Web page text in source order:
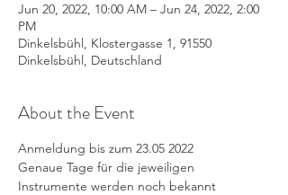
Jun 20, 2022, 10:00 AM – Jun 24, 2022, 2:00
PM
Dinkelsbühl, Klostergasse 1, 91550
Dinkelsbühl, Deutschland
About the Event
Anmeldung bis zum 23.05 2022
Genaue Tage für die jeweiligen
Instrumente werden noch bekannt